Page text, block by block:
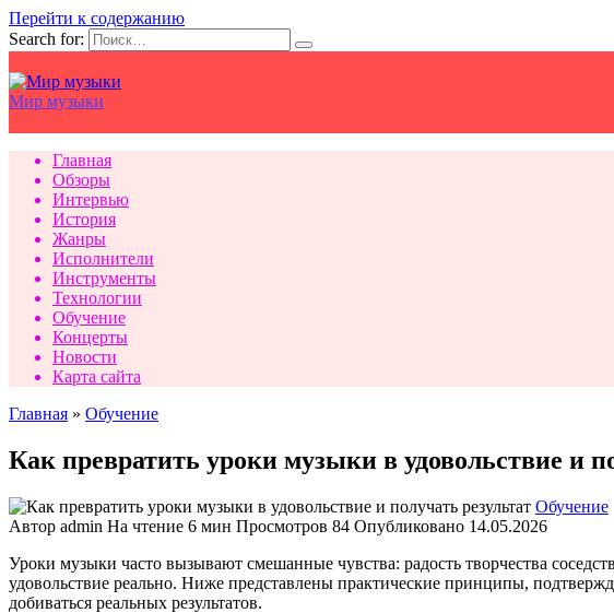
Перейти к содержанию
Search for:
Мир музыки
Главная
Обзоры
Интервью
История
Жанры
Исполнители
Инструменты
Технологии
Обучение
Концерты
Новости
Карта сайта
Главная » Обучение
Как превратить уроки музыки в удовольствие и
Обучение
Автор admin На чтение 6 мин Просмотров 84 Опубликовано 14.05.2026
Уроки музыки часто вызывают смешанные чувства: радость творчества
удовольствие реально. Ниже представлены практические принципы,
добиваться реальных результатов.